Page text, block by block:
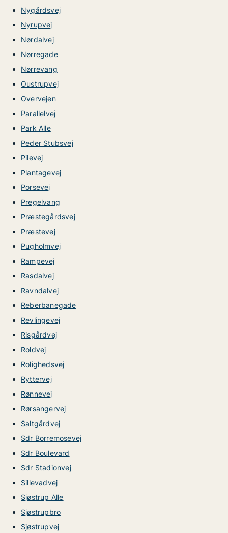
Nygårdsvej
Nyrupvej
Nørdalvej
Nørregade
Nørrevang
Oustrupvej
Overvejen
Parallelvej
Park Alle
Peder Stubsvej
Pilevej
Plantagevej
Porsevej
Pregelvang
Præstegårdsvej
Præstevej
Pugholmvej
Rampevej
Rasdalvej
Ravndalvej
Reberbanegade
Revlingevej
Risgårdvej
Roldvej
Rolighedsvej
Ryttervej
Rønnevej
Rørsangervej
Saltgårdvej
Sdr Borremosevej
Sdr Boulevard
Sdr Stadionvej
Sillevadvej
Sjøstrup Alle
Sjøstrupbro
Sjøstrupvej